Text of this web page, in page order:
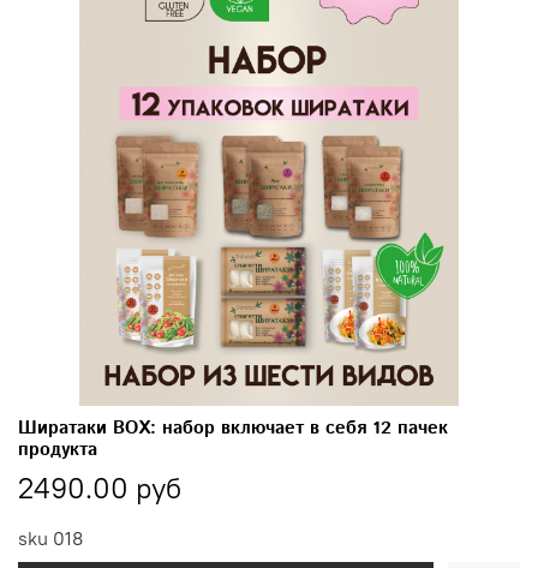
sku 018
Ширатаки BOX: набор включает в себя 12 пачек
продукта
2490.00 руб